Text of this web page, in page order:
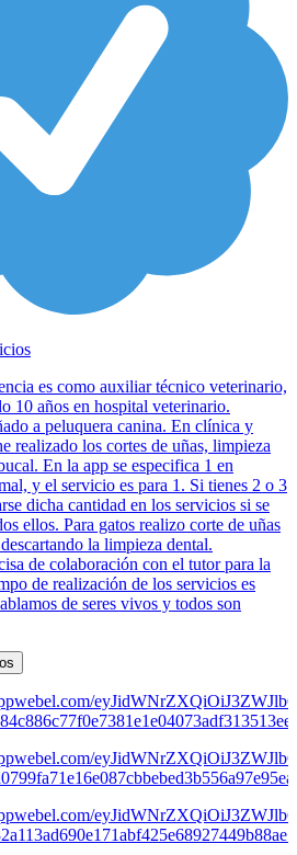
es como auxiliar técnico veterinario,
10 años en hospital veterinario.
a peluquera canina. En clínica y
realizado los cortes de uñas, limpieza
En la app se especifica 1 en
y el servicio es para 1. Si tienes 2 o 3
dicha cantidad en los servicios si se
ellos. Para gatos realizo corte de uñas
la limpieza dental.
de colaboración con el tutor para la
de realización de los servicios es
de seres vivos y todos son